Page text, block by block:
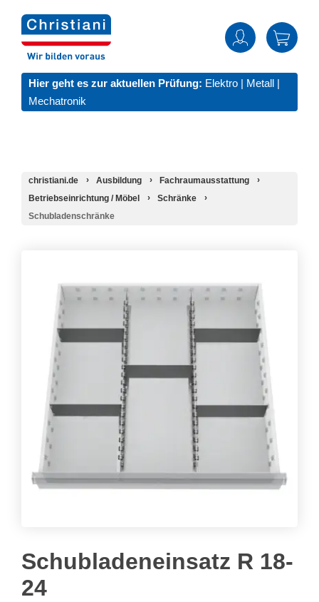
Hier geht es zur aktuellen Prüfung: Elektro | Metall |
Mechatronik
christiani.de Ausbildung
Fachraumausstattung
Betriebseinrichtung / Möbel
Schränke
Schubladenschränke
Schubladeneinsatz R 18-
24